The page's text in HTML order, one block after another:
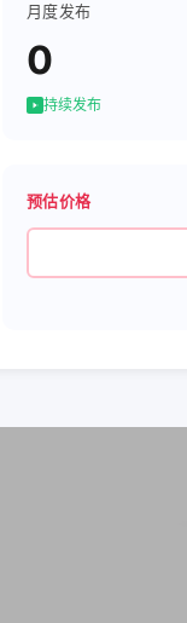
月度发布
0
持续发布
预估价格